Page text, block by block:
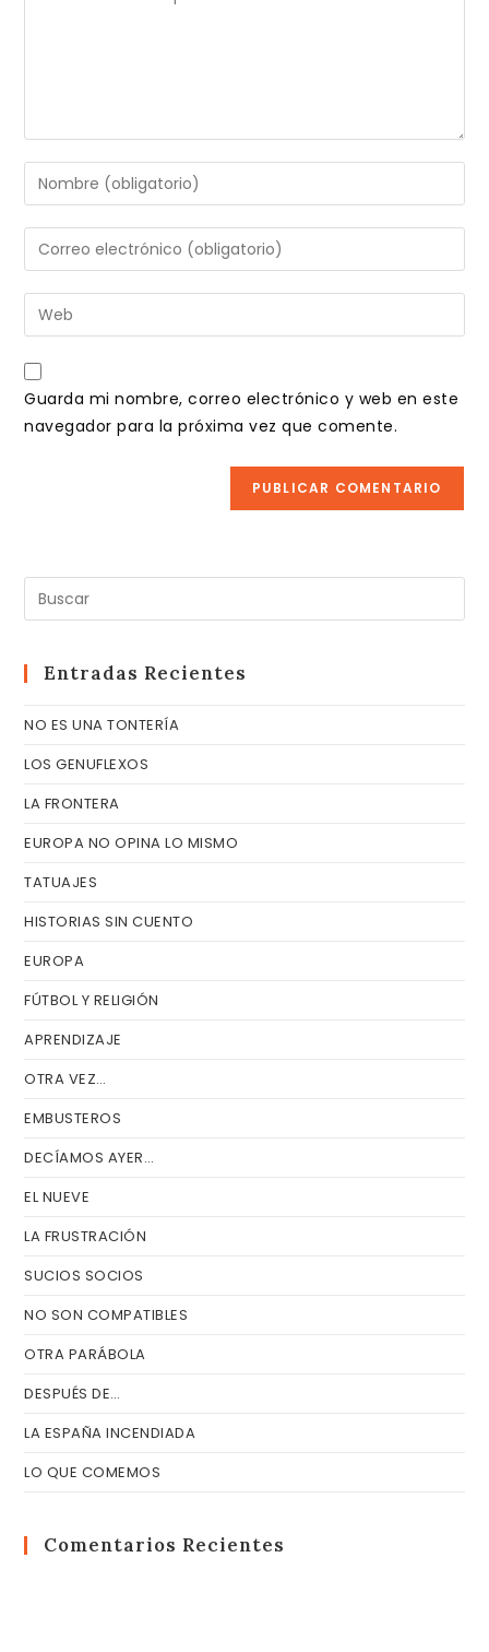
Introduce
tu
nombre
de
usuario
para
comentar
Introduce
tu
dirección
de
electrónico
para
comentar
Introduce
la
URL
de
Guarda mi nombre, correo electrónico y web en este
navegador para la próxima vez que comente.
Entradas Recientes
NO ES UNA TONTERÍA
LOS GENUFLEXOS
LA FRONTERA
EUROPA NO OPINA LO MISMO
TATUAJES
HISTORIAS SIN CUENTO
EUROPA
FÚTBOL Y RELIGIÓN
APRENDIZAJE
OTRA VEZ…
EMBUSTEROS
DECÍAMOS AYER…
EL NUEVE
LA FRUSTRACIÓN
SUCIOS SOCIOS
NO SON COMPATIBLES
OTRA PARÁBOLA
DESPUÉS DE…
LA ESPAÑA INCENDIADA
LO QUE COMEMOS
Comentarios Recientes